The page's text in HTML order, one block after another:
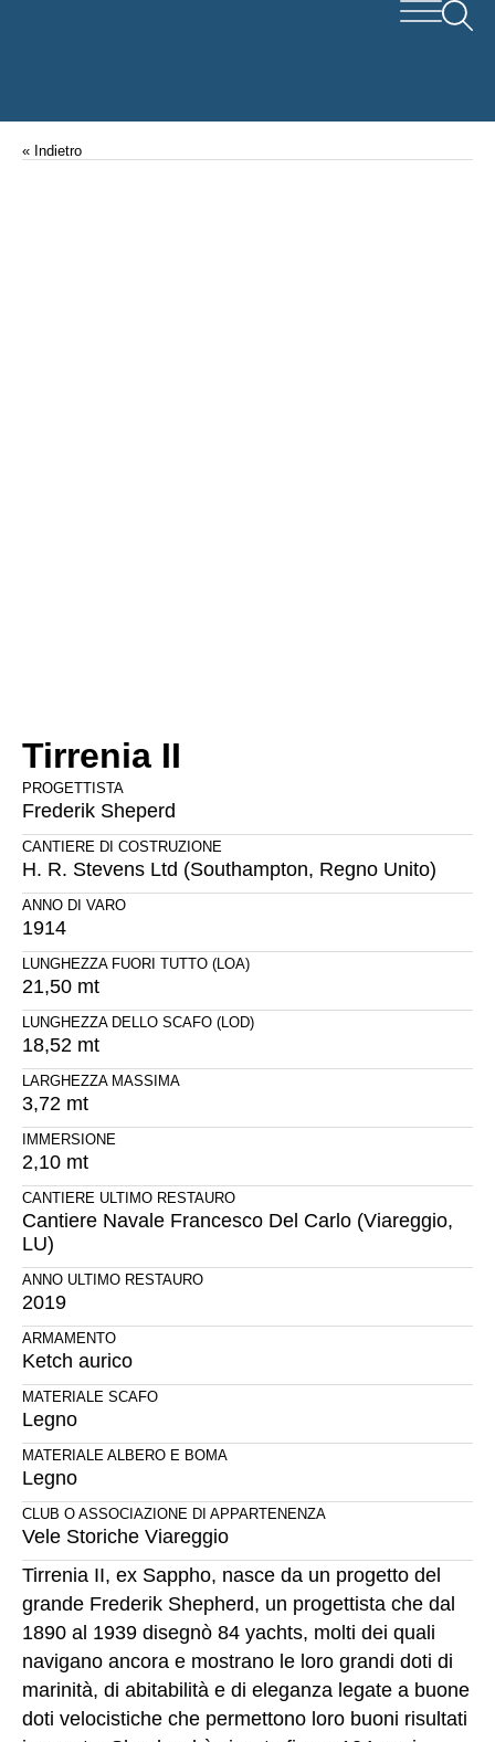
« Indietro
Tirrenia II
PROGETTISTA
Frederik Sheperd
CANTIERE DI COSTRUZIONE
H. R. Stevens Ltd (Southampton, Regno Unito)
ANNO DI VARO
1914
LUNGHEZZA FUORI TUTTO (LOA)
21,50 mt
LUNGHEZZA DELLO SCAFO (LOD)
18,52 mt
LARGHEZZA MASSIMA
3,72 mt
IMMERSIONE
2,10 mt
CANTIERE ULTIMO RESTAURO
Cantiere Navale Francesco Del Carlo (Viareggio,
LU)
ANNO ULTIMO RESTAURO
2019
ARMAMENTO
Ketch aurico
MATERIALE SCAFO
Legno
MATERIALE ALBERO E BOMA
Legno
CLUB O ASSOCIAZIONE DI APPARTENENZA
Vele Storiche Viareggio
Tirrenia II, ex Sappho, nasce da un progetto del
grande Frederik Shepherd, un progettista che dal
1890 al 1939 disegnò 84 yachts, molti dei quali
navigano ancora e mostrano le loro grandi doti di
marinità, di abitabilità e di eleganza legate a buone
doti velocistiche che permettono loro buoni risultati